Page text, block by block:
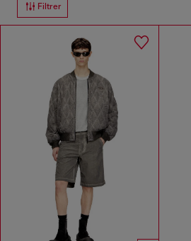
Filtrer